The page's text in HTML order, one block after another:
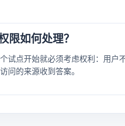
限如何处理？
试点开始就必须考虑权利：用户
问的来源收到答案。